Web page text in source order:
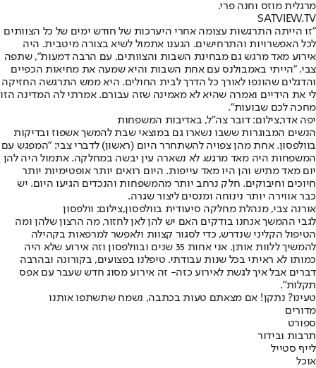
מרגלית מוזס וחנה פרי.
SATVIEW.TV
"זו הייתה התרגשות עצומה אחרי היערכות של חודש ימים של כל הצוותים
לכל האפשרויות והתרחישים. הגענו אתמול לשיא בצורה מיטבית. היה
אירוע מאד מרגש גם מבחינת השבות והצוותים, עם הרבה דמעות", שתפה
צבי. "הייתי באמבולנס עם אחת השבות והיא שמעה את מחיאות הכפיים
והדגלים שהונפו לאורך כל הדרך לבית החולים. היא ממש התרגשה החזיקה
לי את הידיים ואמרה שהיא לא מאמינה שזה עבורם. אמרתי לה המדינה הזו
מחכה לכם שבועות".
יפה אדר,צילום: דובר צה"ל, באדיבות המשפחות
הנשים המבוגרות ששבו נשארו גם במוצאי שבת להמשך אשפוז ובדיקות
בוולפסון. אחת מהן צפויה להשתחרר היום (ראשון) לדברי צבי: "המפגש עם
המשפחות היה מאד מרגש. לא נשארה עין יבשה במחלקה. אתמול היה להן
יום מאד מתיש והן היו מאד עייפות. היום רואים יותר אופטימיות יותר
חיוכים וחיבוקים. חלק נרחב יותר מהמשפחות והנכדים הגיעו היום. יש
כבר אווירה יותר נינוחה ומנסים ליצור שגרה.
אורנה צבי, מנהלת מחלקה סיעודית בוולפסון,צילום: וולפסון
לגבי ההמשך אנחנו בודקים האם יש להן לאן לחזור, מה הרצון שלהן ומה
הטיפול הקליני שנדרש, כדי לסגור קצוות ולאפשר למרפאות בקהילה
להמשיך ללוות אותן. אני אחות 35 שנים ובוולפסון וזה אירוע שלא היה
כמותו לא ראיתי בכל שנות עבודתי. טיפלנו בפצועים, בקורונה ובהרבה
דברים אבל איך לגשת לאירוע כזה- זה אירוע מסוג חדש שעבר עם אפס
תקלות".
טעינו? נתקן! אם מצאתם טעות בכתבה, נשמח שתשתפו אותנו
מדורים
ספורט
תרבות ובידור
לייף סטייל
אוכל